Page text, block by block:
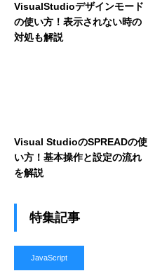
VisualStudioデザインモード
の使い方！表示されない時の
対処も解説
Visual StudioのSPREADの使
い方！基本操作と設定の流れ
を解説
特集記事
JavaScript